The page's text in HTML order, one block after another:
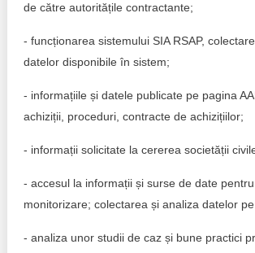
Aplică la BUNELE PRACTICI
Transparența întreprinderilor de stat
Moldova
publice-cheie din Moldova
Achiziții publice
de către autoritățile contractante;
- funcționarea sistemului SIA RSAP,
datelor disponibile în sistem;
- informațiile și datele publicate pe pagina
achiziții, proceduri, contracte de achizițiilor;
- informații solicitate la cererea societății
- accesul la informații și surse de date
monitorizare; colectarea și analiza datelor
- analiza unor studii de caz și bune practici